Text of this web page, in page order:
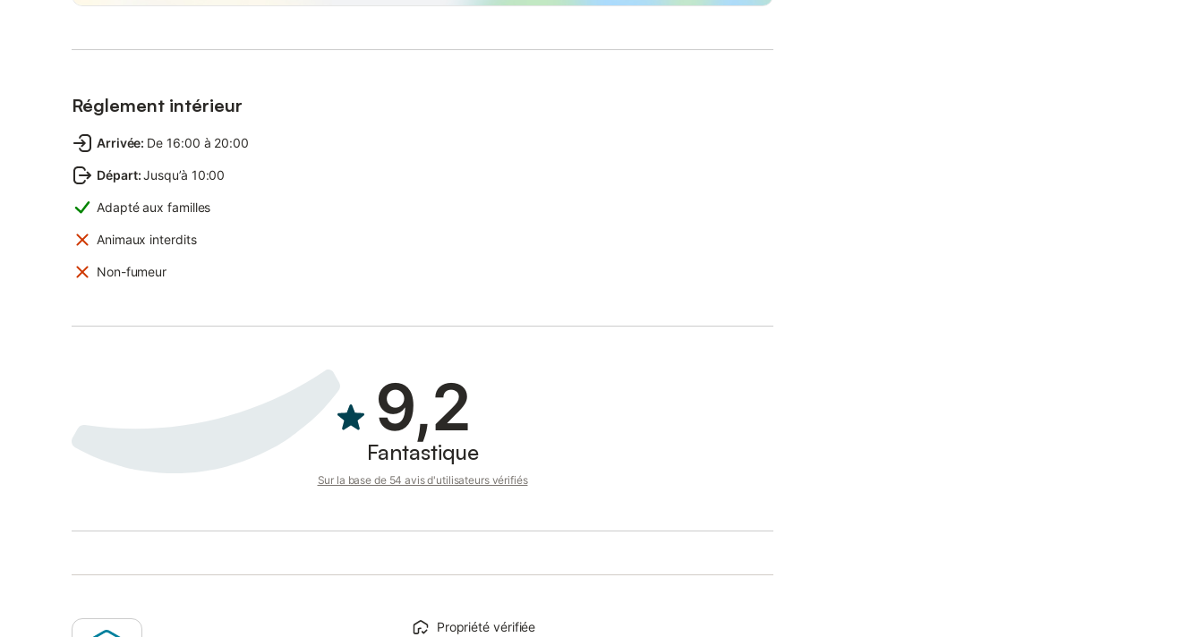
Réglement intérieur
Arrivée: De 16:00 à 20:00
Départ:Jusqu’à 10:00
Adapté aux familles
Animaux interdits
Non-fumeur
9,2
Fantastique
Sur la base de 54 avis d'utilisateurs vérifiés
Propriété vérifiée